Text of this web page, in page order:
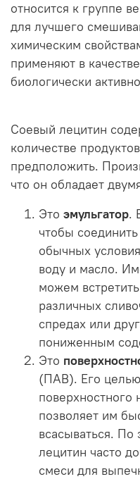
относится к группе
для лучшего
химическим
применяют в качестве
биологически
Соевый лецитин
количестве
предположить.
что он обладает
Это эмульгатор.
чтобы
обычных
воду и масло.
можем
различных
спредах или
пониженным
Это
(ПАВ). Его
поверхностного
позволяет им
всасываться. По
лецитин часто
смеси для